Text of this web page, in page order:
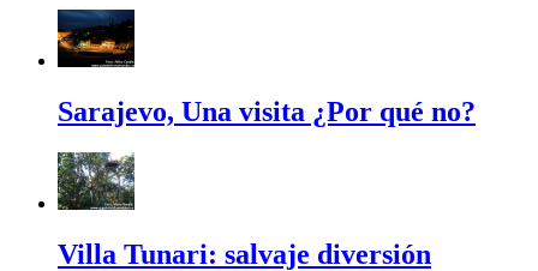
Sarajevo, Una visita ¿Por qué no?
Villa Tunari: salvaje diversión